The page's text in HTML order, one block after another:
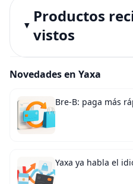
Productos
vistos
Novedades en Yaxa
Bre-B: paga más
Yaxa ya habla el